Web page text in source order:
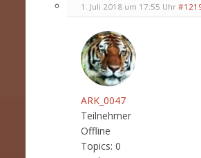
1. Juli 2018 um 17:55 Uhr
ARK_0047
Teilnehmer
Offline
Topics: 0